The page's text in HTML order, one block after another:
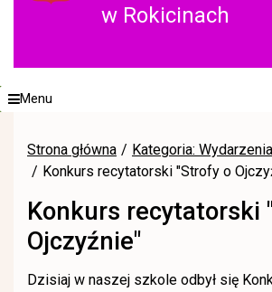
w Rokicinach
Menu
Strona główna
Kategoria:
Konkurs recytatorski "Strofy o
Konkurs recytatorski
Ojczyźnie"
Dzisiaj w naszej szkole odbył się